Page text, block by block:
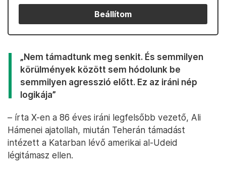
Beállítom
„Nem támadtunk meg senkit. És semmilyen
körülmények között sem hódolunk be
semmilyen agresszió előtt. Ez az iráni nép
logikája”
– írta X-en a 86 éves iráni legfelsőbb vezető, Ali
Hámenei ajatollah, miután Teherán támadást
intézett a Katarban lévő amerikai al-Udeid
légitámasz ellen.